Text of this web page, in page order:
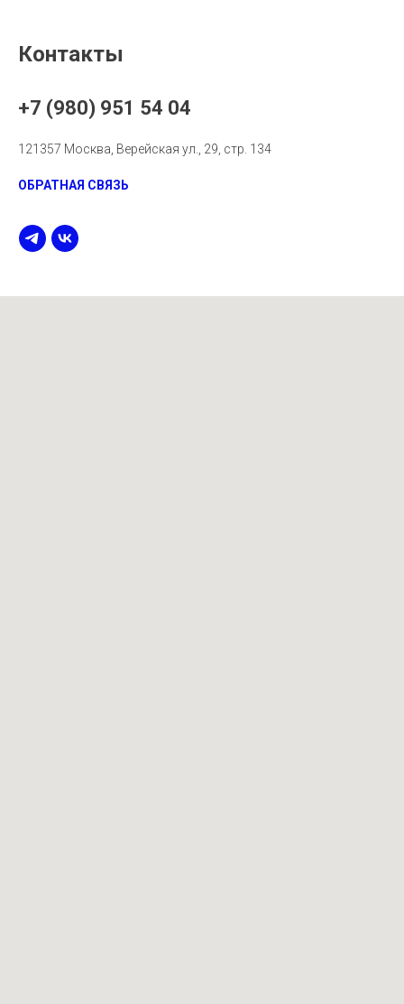
Контакты
+7 (980) 951 54 04
121357 Москва, Верейская ул., 29, стр. 134
ОБРАТНАЯ СВЯЗЬ